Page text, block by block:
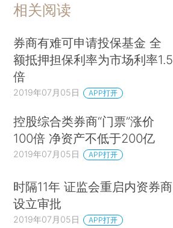
相关阅读
券商有难可申请投保基金 全
额抵押担保利率为市场利率1.5
倍
2019年07月05日 APP打开
控股综合类券商“门票”涨价
100倍 净资产不低于200亿
2019年07月05日 APP打开
时隔11年 证监会重启内资券商
设立审批
2019年07月05日 APP打开